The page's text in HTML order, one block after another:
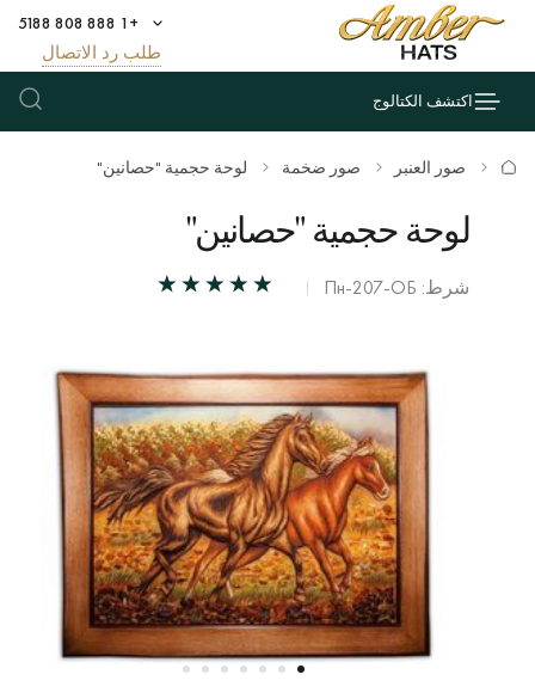
+1 888 808 5188
طلب رد الاتصال
اكتشف الكتالوج
صور العنبر صور ضخمة لوحة حجمية "حصانين"
لوحة حجمية "حصانين"
شرط: Пн-207-ОБ